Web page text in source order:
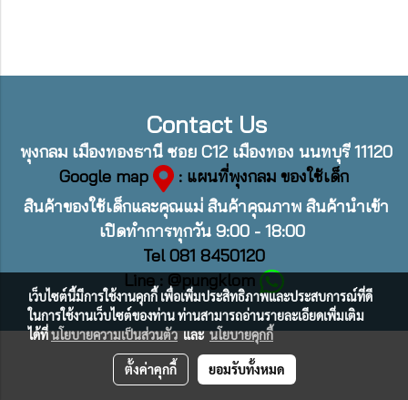
Contact Us
พุงกลม เมืองทองธานี ซอย C12 เมืองทอง นนทบุรี 11120
Google map
: แผนที่พุงกลม ของใช้เด็ก
สินค้าของใช้เด็กและคุณแม่ สินค้าคุณภาพ สินค้านำเข้า
เปิดทำการทุกวัน 9:00 - 18:00
Tel 081 8450120
Line : @pungklom
เว็บไซต์นี้มีการใช้งานคุกกี้ เพื่อเพิ่มประสิทธิภาพและประสบการณ์ที่ดี
ในการใช้งานเว็บไซต์ของท่าน ท่านสามารถอ่านรายละเอียดเพิ่มเติม
ได้ที่นโยบายความเป็นส่วนตัวและนโยบายคุกกี้
ตั้งค่าคุกกี้ ยอมรับทั้งหมด